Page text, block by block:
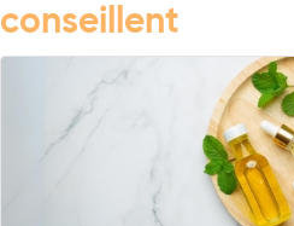
conseillent